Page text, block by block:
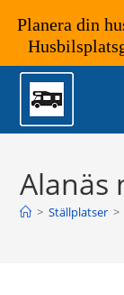
Hoppa
innehållet
Alanäs
> Ställplatser >
Planera din